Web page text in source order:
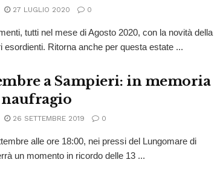
27 LUGLIO 2020 0
tutti nel mese di Agosto 2020, con la novità della
esordienti. Ritorna anche per questa estate ...
a Sampieri: in memoria
26 SETTEMBRE 2019 0
alle ore 18:00, nei pressi del Lungomare di
un momento in ricordo delle 13 ...